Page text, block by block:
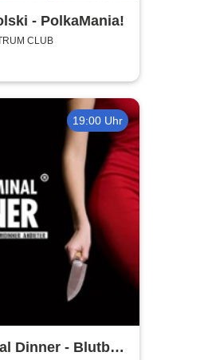
- PolkaMania!
CLUB
19:00 Uhr
Dinner - Blutbad